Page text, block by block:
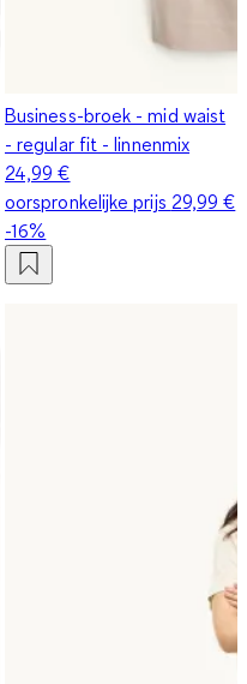
Business-broek - mid waist
- regular fit - linnenmix
24,99 €
oorspronkelijke prijs 29,99 €
-16%